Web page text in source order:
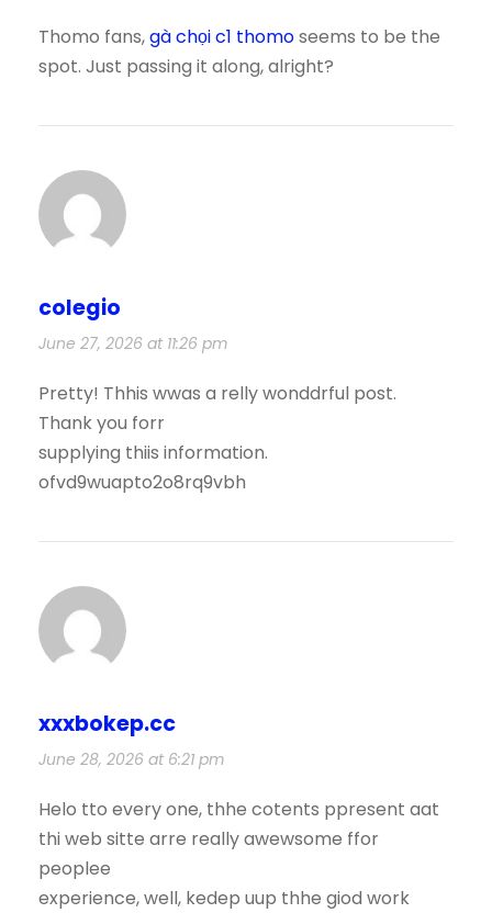
Thomo fans,gà chọi c1 thomoseems to be the
spot. Just passing it along, alright?
colegio
June 27, 2026 at 11:26 pm
Pretty! Thhis wwas a relly wonddrful post.
Thank you forr
supplying thiis information.
ofvd9wuapto2o8rq9vbh
xxxbokep.cc
June 28, 2026 at 6:21 pm
Helo tto every one, thhe cotents ppresent aat
thi web sitte arre really awewsome ffor
peoplee
experience, well, kedep uup thhe giod work